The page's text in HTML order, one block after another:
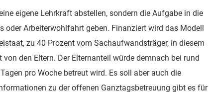
eigene Lehrkraft abstellen, sondern die Aufgabe in die
Arbeiterwohlfahrt geben. Finanziert wird das Modell
zu 40 Prozent vom Sachaufwandsträger, in diesem
den Eltern. Der Elternanteil würde demnach bei rund
pro Woche betreut wird. Es soll aber auch die
zu der offenen Ganztagsbetreuung gibt es für